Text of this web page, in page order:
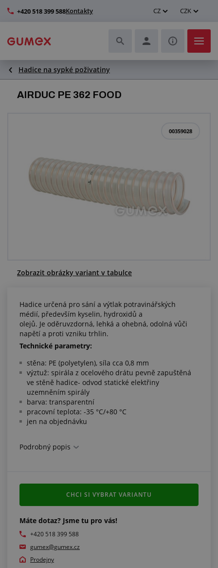
+420 518 399 588Kontakty CZ CZK
Hadice a jejich kompletace
Profily a výroba těsnění
Zlepšení pracovního prostředí
Další pryžové a plastové výrobky
O nás a kariéra
Hadice na sypké poživatiny
AIRDUC PE 362 FOOD
00359028
Zobrazit obrázky variant v tabulce
Hadice určená pro sání a výtlak potravinářských
médií, především kyselin, hydroxidů a
olejů. Je oděruvzdorná, lehká a ohebná, odolná vůči
napětí a proti vzniku trhlin.
Technické parametry:
stěna: PE (polyetylen), síla cca 0,8 mm
výztuž: spirála z ocelového drátu pevně zapuštěná
ve stěně hadice- odvod statické elektřiny
uzemněním spirály
barva: transparentní
pracovní teplota: -35 °C/+80 °C
jen na objednávku
Splňuje normy:
hadice je velmi flexibilní, její délka je měřena vždy
v nataženém (napnutém) stavu
Podrobný popis
Máte dotaz? Jsme tu pro vás!
+420 518 399 588
gumex@gumex.cz
Prodejny
CHCI SI VYBRAT VARIANTU